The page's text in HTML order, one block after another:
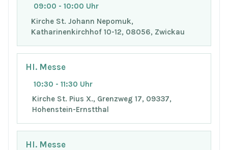
09:00 - 10:00 Uhr
Kirche St. Johann Nepomuk,
Katharinenkirchhof 10-12, 08056, Zwickau
Hl. Messe
10:30 - 11:30 Uhr
Kirche St. Pius X., Grenzweg 17, 09337,
Hohenstein-Ernstthal
Hl. Messe